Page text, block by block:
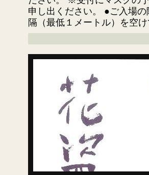
申し出ください。 ●ご入場
隔（最低１メートル）を空